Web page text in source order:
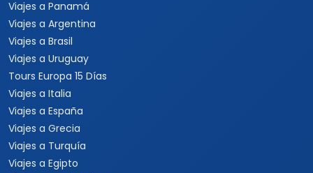
Viajes a Panamá
Viajes a Argentina
Viajes a Brasil
Viajes a Uruguay
Tours Europa 15 Días
Viajes a Italia
Viajes a España
Viajes a Grecia
Viajes a Turquía
Viajes a Egipto